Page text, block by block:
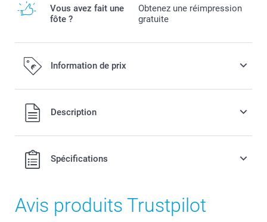
Vous avez fait une
fôte ?
Obtenez une réimpression
gratuite
Information de prix
Tous les prix sont en EURO (€), TVA incluse et hors frais de
port.
Description
Spécifications
Avis produits Trustpilot